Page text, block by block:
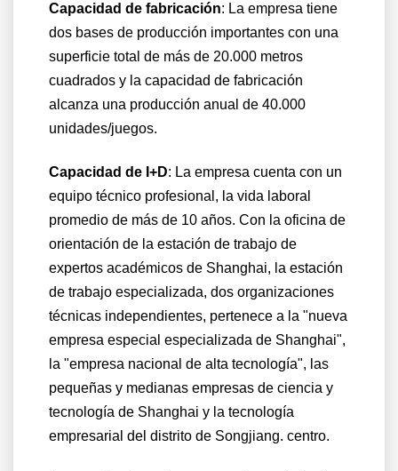
Capacidad de fabricación: La empresa tiene
dos bases de producción importantes con una
superficie total de más de 20.000 metros
cuadrados y la capacidad de fabricación
alcanza una producción anual de 40.000
unidades/juegos.
Capacidad de I+D: La empresa cuenta con un
equipo técnico profesional, la vida laboral
promedio de más de 10 años. Con la oficina de
orientación de la estación de trabajo de
expertos académicos de Shanghai, la estación
de trabajo especializada, dos organizaciones
técnicas independientes, pertenece a la "nueva
empresa especial especializada de Shanghai",
la "empresa nacional de alta tecnología", las
pequeñas y medianas empresas de ciencia y
tecnología de Shanghai y la tecnología
empresarial del distrito de Songjiang. centro.